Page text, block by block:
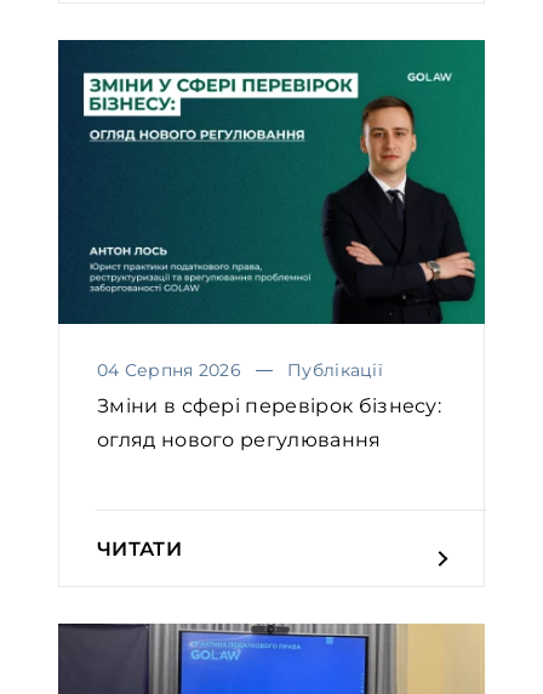
04 Серпня 2026 Публікації
Зміни в сфері перевірок бізнесу:
огляд нового регулювання
ЧИТАТИ